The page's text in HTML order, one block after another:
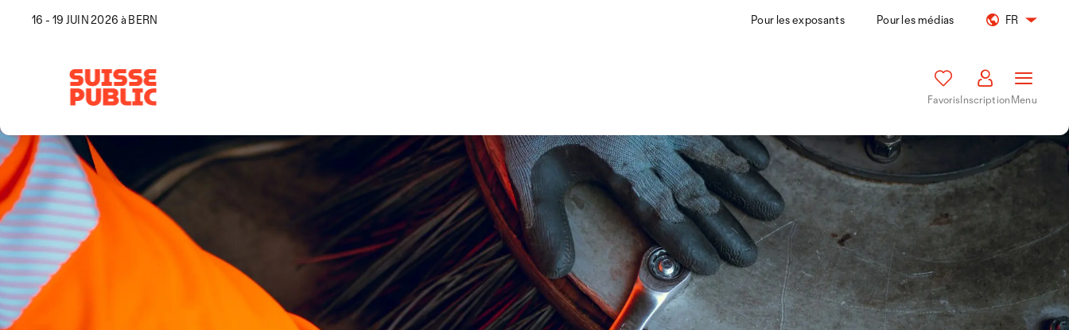
16 - 19 JUIN 2026 à BERN Pour les exposants Pour les médias FR
FavorisInscriptionMenu